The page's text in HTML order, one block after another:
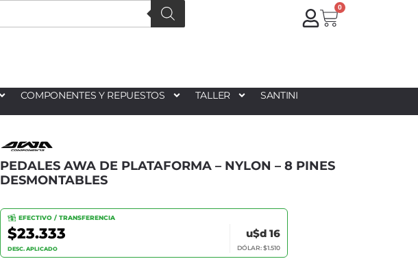
0
COMPONENTES Y REPUESTOS TALLER SANTINI
PEDALES AWA DE PLATAFORMA – NYLON – 8 PINES
DESMONTABLES
EFECTIVO / TRANSFERENCIA
$23.333
DESC. APLICADO
u$d 16
DÓLAR: $1.510